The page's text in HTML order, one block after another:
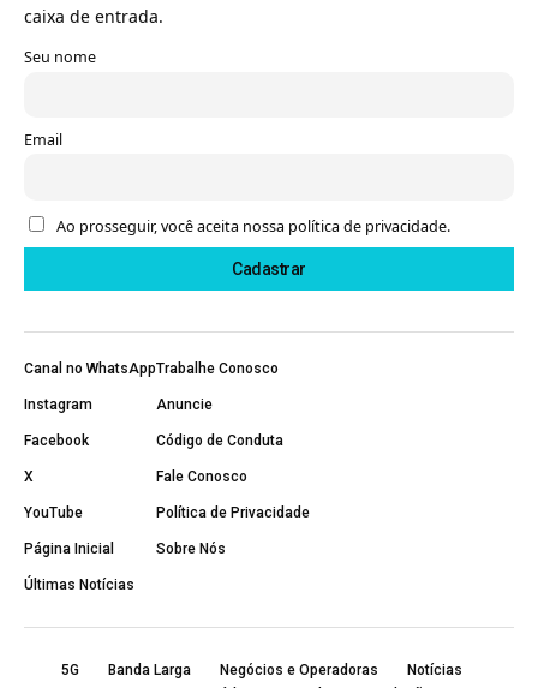
caixa de entrada.
Seu nome
Email
Ao prosseguir, você aceita nossa política de privacidade.
Canal no WhatsApp
Instagram
Facebook
X
YouTube
Página Inicial
Últimas Notícias
Trabalhe Conosco
Anuncie
Código de Conduta
Fale Conosco
Política de Privacidade
Sobre Nós
5G Banda Larga Negócios e Operadoras
Notícias